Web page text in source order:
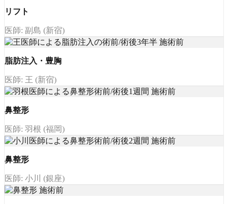
リフト
医師: 副島 (新宿)
脂肪注入・豊胸
医師: 王 (新宿)
鼻整形
医師: 羽根 (福岡)
鼻整形
医師: 小川 (銀座)